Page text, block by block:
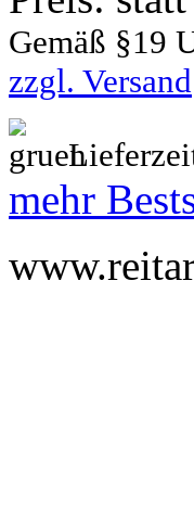
Gemäß §19
zzgl. Versand
mehr